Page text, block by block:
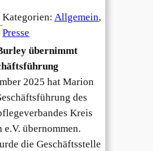
Kategorien:Allgemein
Presse
übernimmt
2025 hat Marion
des
Kreis
e.V. übernommen.
die Geschäftsstelle